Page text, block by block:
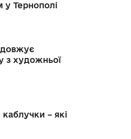
Тернополі
з художньої
каблучки – які